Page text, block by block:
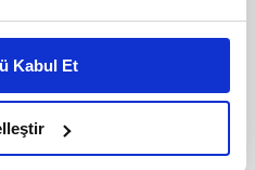
sizlere özel
Bunu yaparken
reklam deneyimi sunmak
sunabilmek adına
ve bu noktada,
Kabul Et